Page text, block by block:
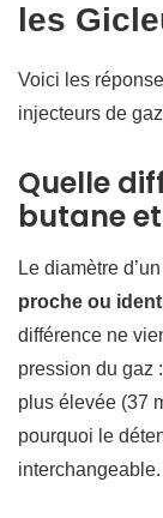
les
Voici les
injecteurs de
Quelle
butane
Le diamètre
proche ou
différence ne
pression du gaz
plus élevée (37
pourquoi le
interchangeable.